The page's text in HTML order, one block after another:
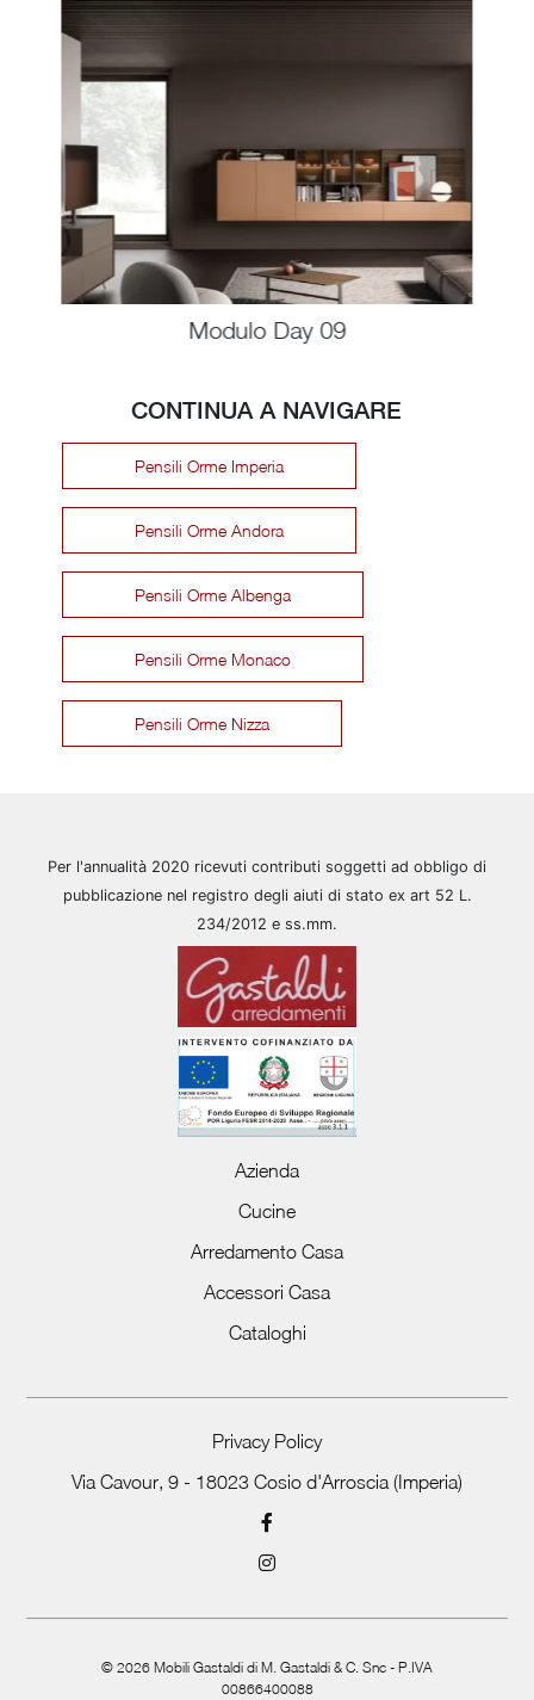
Modulo Day 09
CONTINUA A NAVIGARE
Pensili Orme Imperia
Pensili Orme Andora
Pensili Orme Albenga
Pensili Orme Monaco
Pensili Orme Nizza
Per l'annualità 2020 ricevuti contributi soggetti ad obbligo di
pubblicazione nel registro degli aiuti di stato ex art 52 L.
234/2012 e ss.mm.
Azienda
Cucine
Arredamento Casa
Accessori Casa
Cataloghi
Privacy Policy
Via Cavour, 9 - 18023 Cosio d'Arroscia (Imperia)
© 2026 Mobili Gastaldi di M. Gastaldi & C. Snc - P.IVA
00866400088